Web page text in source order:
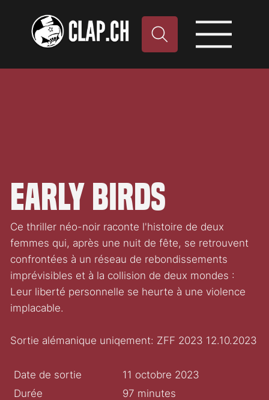
Early Birds
Ce thriller néo-noir raconte l'histoire de deux
femmes qui, après une nuit de fête, se retrouvent
confrontées à un réseau de rebondissements
imprévisibles et à la collision de deux mondes :
Leur liberté personnelle se heurte à une violence
implacable.
Sortie alémanique uniqement: ZFF 2023 12.10.2023
Date de sortie
11 octobre 2023
Durée
97 minutes